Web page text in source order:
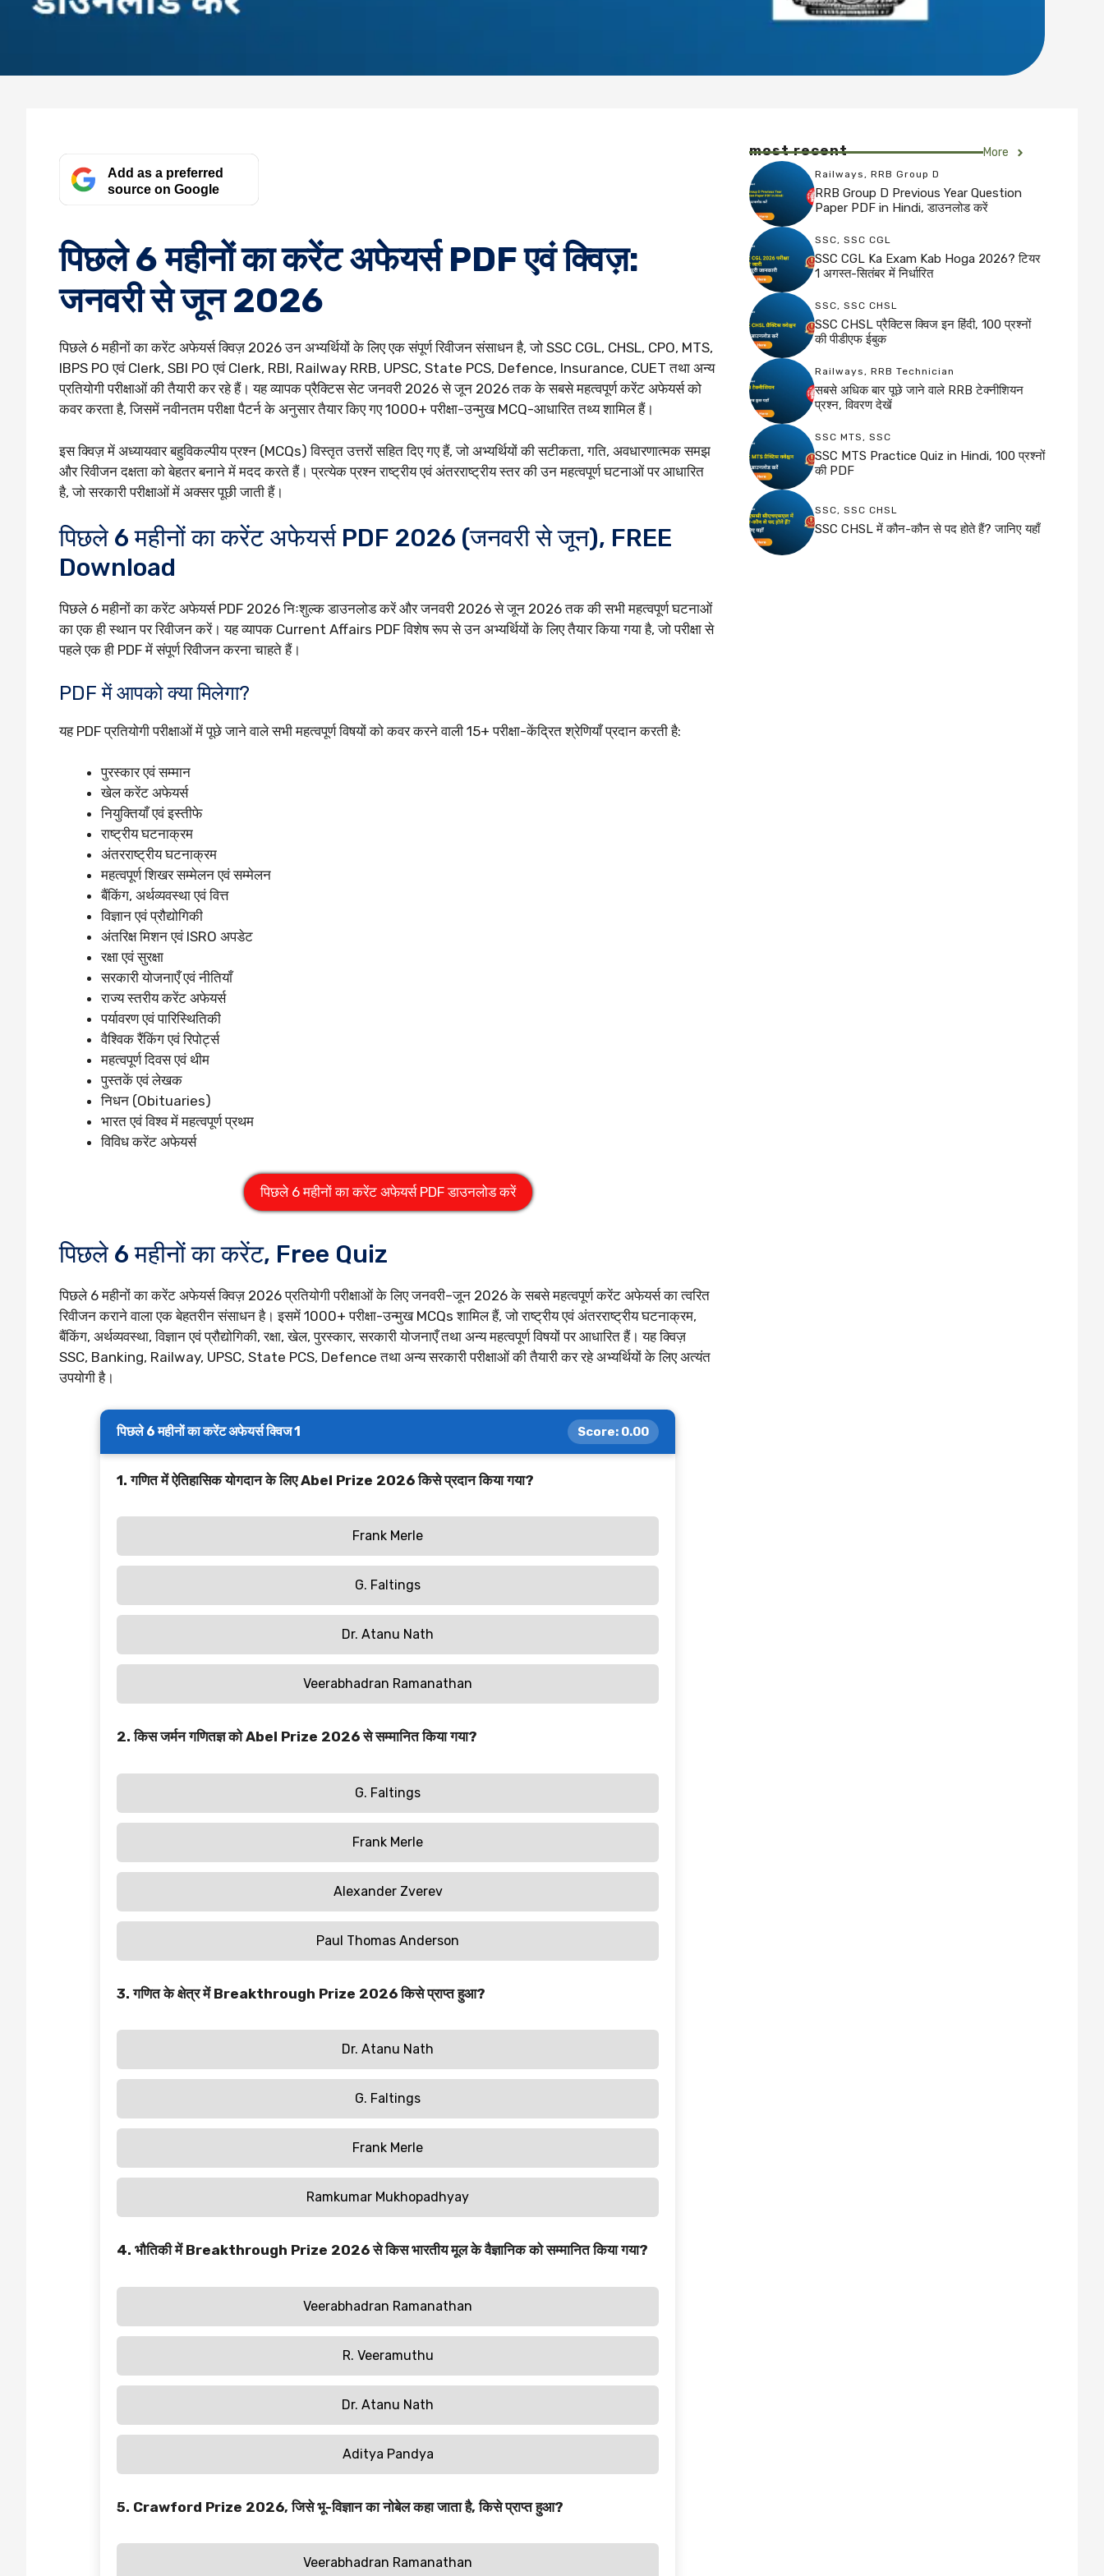
Add as a preferred
source on Google
पिछले 6 महीनों का करेंट अफेयर्स PDF एवं क्विज़:
जनवरी से जून 2026
पिछले 6 महीनों का करेंट अफेयर्स क्विज़ 2026 उन अभ्यर्थियों के लिए एक संपूर्ण रिवीजन संसाधन है, जो SSC CGL, CHSL, CPO, MTS,
IBPS PO एवं Clerk, SBI PO एवं Clerk, RBI, Railway RRB, UPSC, State PCS, Defence, Insurance, CUET तथा अन्य
प्रतियोगी परीक्षाओं की तैयारी कर रहे हैं। यह व्यापक प्रैक्टिस सेट जनवरी 2026 से जून 2026 तक के सबसे महत्वपूर्ण करेंट अफेयर्स को
कवर करता है, जिसमें नवीनतम परीक्षा पैटर्न के अनुसार तैयार किए गए 1000+ परीक्षा-उन्मुख MCQ-आधारित तथ्य शामिल हैं।
इस क्विज़ में अध्यायवार बहुविकल्पीय प्रश्न (MCQs) विस्तृत उत्तरों सहित दिए गए हैं, जो अभ्यर्थियों की सटीकता, गति, अवधारणात्मक समझ
और रिवीजन दक्षता को बेहतर बनाने में मदद करते हैं। प्रत्येक प्रश्न राष्ट्रीय एवं अंतरराष्ट्रीय स्तर की उन महत्वपूर्ण घटनाओं पर आधारित
है, जो सरकारी परीक्षाओं में अक्सर पूछी जाती हैं।
पिछले 6 महीनों का करेंट अफेयर्स PDF 2026 (जनवरी से जून), FREE
Download
पिछले 6 महीनों का करेंट अफेयर्स PDF 2026 निःशुल्क डाउनलोड करें और जनवरी 2026 से जून 2026 तक की सभी महत्वपूर्ण घटनाओं
का एक ही स्थान पर रिवीजन करें। यह व्यापक Current Affairs PDF विशेष रूप से उन अभ्यर्थियों के लिए तैयार किया गया है, जो परीक्षा से
पहले एक ही PDF में संपूर्ण रिवीजन करना चाहते हैं।
PDF में आपको क्या मिलेगा?
यह PDF प्रतियोगी परीक्षाओं में पूछे जाने वाले सभी महत्वपूर्ण विषयों को कवर करने वाली 15+ परीक्षा-केंद्रित श्रेणियाँ प्रदान करती है:
पुरस्कार एवं सम्मान
खेल करेंट अफेयर्स
नियुक्तियाँ एवं इस्तीफे
राष्ट्रीय घटनाक्रम
अंतरराष्ट्रीय घटनाक्रम
महत्वपूर्ण शिखर सम्मेलन एवं सम्मेलन
बैंकिंग, अर्थव्यवस्था एवं वित्त
विज्ञान एवं प्रौद्योगिकी
अंतरिक्ष मिशन एवं ISRO अपडेट
रक्षा एवं सुरक्षा
सरकारी योजनाएँ एवं नीतियाँ
राज्य स्तरीय करेंट अफेयर्स
पर्यावरण एवं पारिस्थितिकी
वैश्विक रैंकिंग एवं रिपोर्ट्स
महत्वपूर्ण दिवस एवं थीम
पुस्तकें एवं लेखक
निधन (Obituaries)
भारत एवं विश्व में महत्वपूर्ण प्रथम
विविध करेंट अफेयर्स
पिछले 6 महीनों का करेंट अफेयर्स PDF डाउनलोड करें
पिछले 6 महीनों का करेंट, Free Quiz
पिछले 6 महीनों का करेंट अफेयर्स क्विज़ 2026 प्रतियोगी परीक्षाओं के लिए जनवरी–जून 2026 के सबसे महत्वपूर्ण करेंट अफेयर्स का त्वरित
रिवीजन कराने वाला एक बेहतरीन संसाधन है। इसमें 1000+ परीक्षा-उन्मुख MCQs शामिल हैं, जो राष्ट्रीय एवं अंतरराष्ट्रीय घटनाक्रम,
बैंकिंग, अर्थव्यवस्था, विज्ञान एवं प्रौद्योगिकी, रक्षा, खेल, पुरस्कार, सरकारी योजनाएँ तथा अन्य महत्वपूर्ण विषयों पर आधारित हैं। यह क्विज़
SSC, Banking, Railway, UPSC, State PCS, Defence तथा अन्य सरकारी परीक्षाओं की तैयारी कर रहे अभ्यर्थियों के लिए अत्यंत
उपयोगी है।
पिछले 6 महीनों का करेंट अफेयर्स क्विज 1 Score: 0.00
1. गणित में ऐतिहासिक योगदान के लिए Abel Prize 2026 किसे प्रदान किया गया?
Frank Merle
G. Faltings
Dr. Atanu Nath
Veerabhadran Ramanathan
2. किस जर्मन गणितज्ञ को Abel Prize 2026 से सम्मानित किया गया?
G. Faltings
Frank Merle
Alexander Zverev
Paul Thomas Anderson
3. गणित के क्षेत्र में Breakthrough Prize 2026 किसे प्राप्त हुआ?
Dr. Atanu Nath
G. Faltings
Frank Merle
Ramkumar Mukhopadhyay
4. भौतिकी में Breakthrough Prize 2026 से किस भारतीय मूल के वैज्ञानिक को सम्मानित किया गया?
Veerabhadran Ramanathan
R. Veeramuthu
Dr. Atanu Nath
Aditya Pandya
5. Crawford Prize 2026, जिसे भू-विज्ञान का नोबेल कहा जाता है, किसे प्राप्त हुआ?
Veerabhadran Ramanathan
most recent More
Railways , RRB Group D
RRB Group D Previous Year Question
Paper PDF in Hindi, डाउनलोड करें
SSC, SSC CGL
SSC CGL Ka Exam Kab Hoga 2026? टियर
1 अगस्त-सितंबर में निर्धारित
SSC, SSC CHSL
SSC CHSL प्रैक्टिस क्विज इन हिंदी, 100 प्रश्नों
की पीडीएफ ईबुक
Railways , RRB Technician
सबसे अधिक बार पूछे जाने वाले RRB टेक्नीशियन
प्रश्न, विवरण देखें
SSC MTS , SSC
SSC MTS Practice Quiz in Hindi, 100 प्रश्नों
की PDF
SSC, SSC CHSL
SSC CHSL में कौन-कौन से पद होते हैं? जानिए यहाँ